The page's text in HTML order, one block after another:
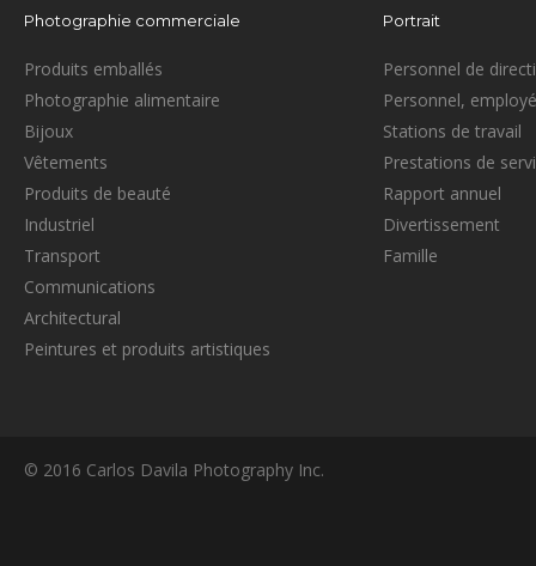
Photographie commerciale
Produits emballés
Photographie alimentaire
Bijoux
Vêtements
Produits de beauté
Industriel
Transport
Communications
Architectural
Peintures et produits artistiques
Portrait
Personnel de
Personnel,
Stations de travail
Prestations de
Rapport annuel
Divertissement
Famille
© 2016 Carlos Davila Photography Inc.